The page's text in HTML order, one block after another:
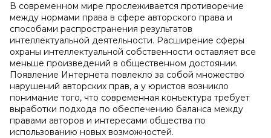
В современном мире прослеживается противоречие
между нормами права в сфере авторского права и
способами распространения результатов
интеллектуальной деятельности. Расширение сферы
охраны интеллектуальной собственности оставляет все
меньше произведений в общественном достоянии.
Появление Интернета повлекло за собой множество
нарушений авторских прав, а у юристов возникло
понимание того, что современная конъектура требует
выработки подхода по обеспечению баланса между
правами авторов и интересами общества по
использованию новых возможностей.